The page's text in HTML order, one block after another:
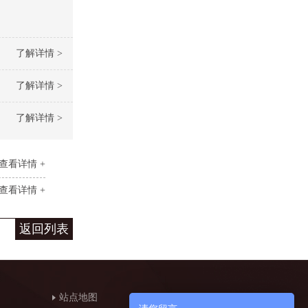
了解详情 >
了解详情 >
了解详情 >
看详情 +
看详情 +
返回列表
站点地图